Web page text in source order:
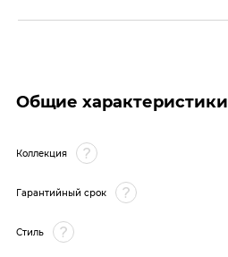
Общие характеристики
Коллекция
Гарантийный срок
Стиль